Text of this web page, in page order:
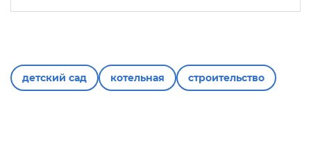
детский сад котельная строительство